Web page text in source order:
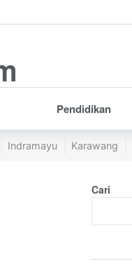
Pendidikan
Indramayu Karawang
Cari